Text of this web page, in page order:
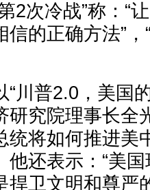
2次冷战”称：“
的正确方法”
“川普2.0，美国
研究院理事长全
统将如何推进美
他还表示：“美
卫文明和尊严